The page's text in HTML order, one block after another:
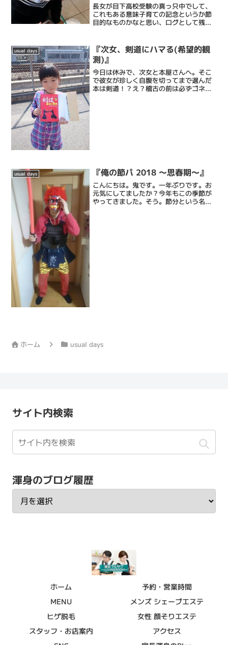
長女が目下高校受験の真っ只中でして、
これもある意味子育ての記念というか節
目的なものかなと思い、ログとして残し
ということでまた朝から家族総出で学校
へ。ちょっと早くでてスタ...
usual days
『次女、剣道にハマる(希望的観
測)』
今日は休みで、次女と本屋さんへ。そこ
で彼女が珍しく自腹を切ってまで選んだ
本は剣道！？え？稽古の前は必ずゴネる
usual days 『俺の節パ 2018 ～思春期～』
こんにちは。鬼です。一年ぶりです。お
元気にしてましたか？今年もこの季節が
やってきました。そう。節分という名の
ホーム usual days
サイト内検索
渾身のブログ履歴
ホーム
予約・営業時間
MENU
メンズ シェーブエステ
ヒゲ脱毛
女性 顔そりエステ
スタッフ・お店案内
アクセス